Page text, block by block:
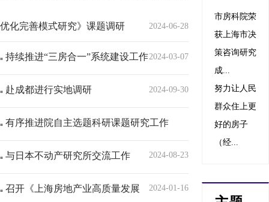
优化完善模式研究》课题调研 2024-06-28
持续推进“三房合一”系统建设工作2024-03-07
赴成都进行实地调研 2024-09-30
有序推进院自主选题科研课题研究工作
2024-08-23
与日本不动产研究所交流工作
2024-01-16
召开《上海房地产业高质量发展
市房科院荣
获上海市决
策咨询研究
成...
努力让人民
群众住上更
好的房子
（经...